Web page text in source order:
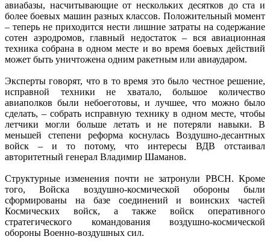
авиабазы, насчитывающие от нескольких десятков до ста и
более боевых машин разных классов. Положительный момент
– теперь не приходится нести лишние затраты на содержание
сотен аэродромов, главный недостаток – вся авиационная
техника собрана в одном месте и во время боевых действий
может быть уничтожена одним ракетным или авиаударом.
Эксперты говорят, что в то время это было честное решение,
исправной техники не хватало, большое количество
авиаполков были небоеготовы, и лучшее, что можно было
сделать, – собрать исправную технику в одном месте, чтобы
летчики могли больше летать и не потеряли навыки. В
меньшей степени реформа коснулась Воздушно-десантных
войск – и то потому, что интересы ВДВ отстаивал
авторитетный генерал Владимир Шаманов.
Структурные изменения почти не затронули РВСН. Кроме
того, Войска воздушно-космической обороны были
сформированы на базе соединений и воинских частей
Космических войск, а также войск оперативного
стратегического командования воздушно-космической
обороны Военно-воздушных сил.